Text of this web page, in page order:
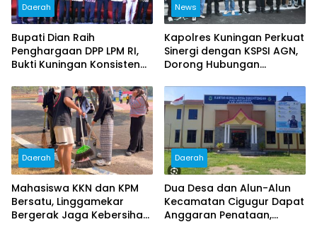
Daerah
Bupati Dian Raih
Penghargaan DPP LPM RI,
Bukti Kuningan Konsisten
News
Kapolres Kuningan Perkuat
Sinergi dengan KSPSI AGN,
Dorong Hubungan
Daerah
Mahasiswa KKN dan KPM
Bersatu, Linggamekar
Bergerak Jaga Kebersihan
Daerah
Dua Desa dan Alun-Alun
Kecamatan Cigugur Dapat
Anggaran Penataan,